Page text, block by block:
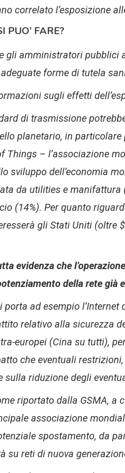
correlato l’esposizione
PUO’ FARE?
gli amministratori pubblici
forme di tutela
sugli effetti
di trasmissione
planetario, in
Things – l’associazione
sviluppo dell’economia
da utilities e manifattura
(14%). Per quanto
gli Stati Uniti (oltre
evidenza che
della rete già
porta ad esempio
relativo alla sicurezza
europei (Cina su tutti),
che eventuali
sulla riduzione degli
riportato dalla GSMA,
associazione
spostamento, da
su reti di nuova